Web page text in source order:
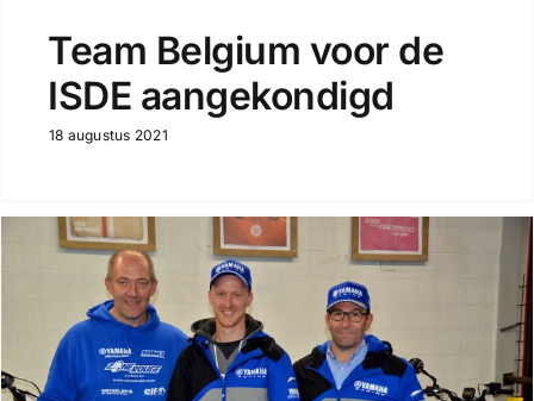
Team Belgium voor de
ISDE aangekondigd
18 augustus 2021